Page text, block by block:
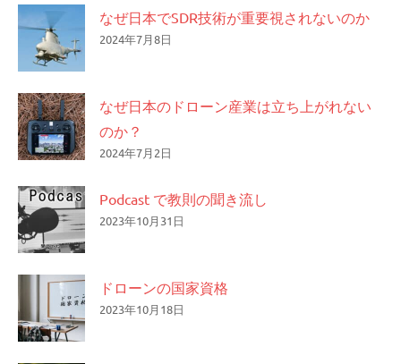
なぜ日本でSDR技術が重要視されないのか
2024年7月8日
なぜ日本のドローン産業は立ち上がれない
のか？
2024年7月2日
Podcast で教則の聞き流し
2023年10月31日
ドローンの国家資格
2023年10月18日